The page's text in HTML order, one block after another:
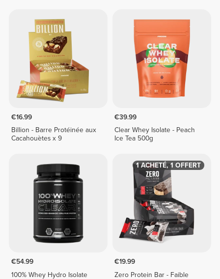
€16.99
Billion - Barre Protéinée aux
Cacahouètes x 9
€39.99
Clear Whey Isolate - Peach
Ice Tea 500g
€54.99
100% Whey Hydro Isolate
1 ACHETÉ, 1 OFFERT
€19.99
Zero Protein Bar - Faible